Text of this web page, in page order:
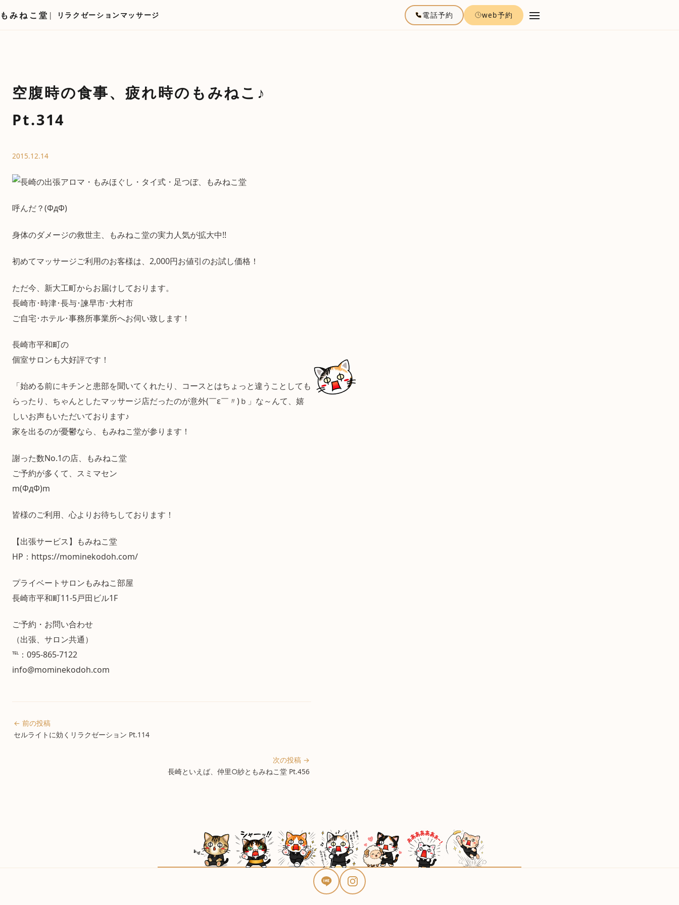
もみねこ堂 リラクゼーションマッサージ 電話予約 web予約
空腹時の食事、疲れ時のもみねこ♪
Pt.314
2015.12.14
呼んだ？(ΦдΦ)
身体のダメージの救世主、もみねこ堂の実力人気が拡大中!!
初めてマッサージご利用のお客様は、2,000円お値引のお試し価格！
ただ今、新大工町からお届けしております。
長崎市･時津･長与･諫早市･大村市
ご自宅･ホテル･事務所事業所へお伺い致します！
長崎市平和町の
個室サロンも大好評です！
「始める前にキチンと患部を聞いてくれたり、コースとはちょっと違うことしても
らったり、ちゃんとしたマッサージ店だったのが意外(￣ε￣〃)ｂ」な～んて、嬉
しいお声もいただいております♪
家を出るのが憂鬱なら、もみねこ堂が参ります！
謝った数No.1の店、もみねこ堂
ご予約が多くて、スミマセン
m(ΦдΦ)m
皆様のご利用、心よりお待ちしております！
【出張サービス】もみねこ堂
HP：https://mominekodoh.com/
プライベートサロンもみねこ部屋
長崎市平和町11-5戸田ビル1F
ご予約・お問い合わせ
（出張、サロン共通）
℡：095-865-7122
info@mominekodoh.com
← 前の投稿
セルライトに効くリラクゼーション Pt.114
次の投稿 →
長崎といえば、仲里○紗ともみねこ堂 Pt.456